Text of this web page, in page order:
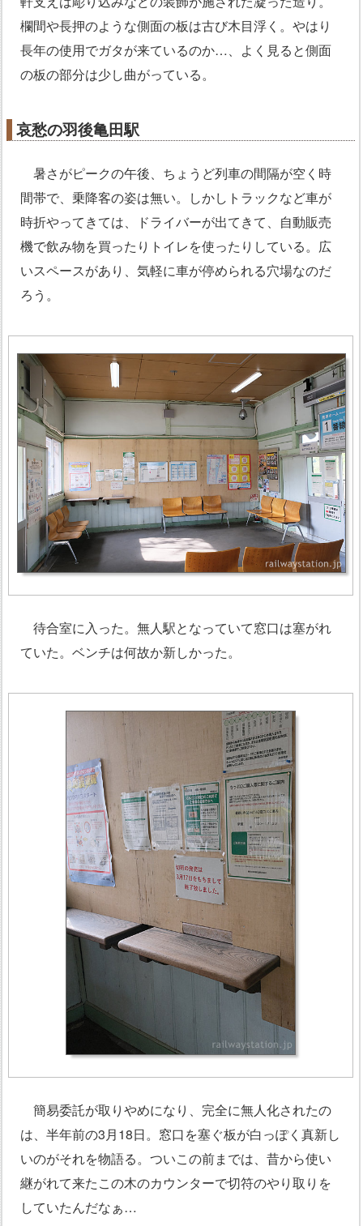
欄間や長押のような側面の板は古び木目浮く。やはり
長年の使用でガタが来ているのか…、よく見ると側面
の板の部分は少し曲がっている。
哀愁の羽後亀田駅
暑さがピークの午後、ちょうど列車の間隔が空く時
間帯で、乗降客の姿は無い。しかしトラックなど車が
時折やってきては、ドライバーが出てきて、自動販売
機で飲み物を買ったりトイレを使ったりしている。広
いスペースがあり、気軽に車が停められる穴場なのだ
ろう。
待合室に入った。無人駅となっていて窓口は塞がれ
ていた。ベンチは何故か新しかった。
簡易委託が取りやめになり、完全に無人化されたの
は、半年前の3月18日。窓口を塞ぐ板が白っぽく真新し
いのがそれを物語る。ついこの前までは、昔から使い
継がれて来たこの木のカウンターで切符のやり取りを
していたんだなぁ…